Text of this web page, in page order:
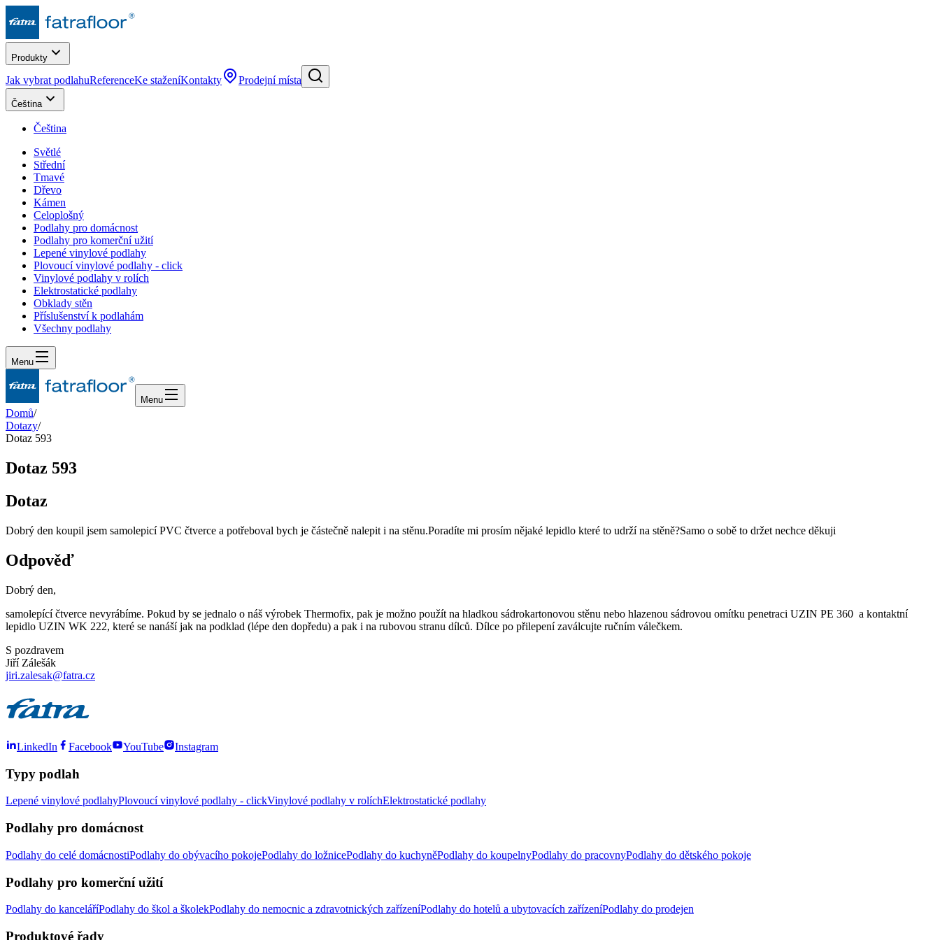
Produkty
Jak vybrat podlahuReferenceKe staženíKontakty Prodejní místa
Čeština
Čeština
Světlé
Střední
Tmavé
Dřevo
Kámen
Celoplošný
Podlahy pro domácnost
Podlahy pro komerční užití
Lepené vinylové podlahy
Plovoucí vinylové podlahy - click
Vinylové podlahy v rolích
Elektrostatické podlahy
Obklady stěn
Příslušenství k podlahám
Všechny podlahy
Menu
Menu
Domů/
Dotazy/
Dotaz 593
Dotaz 593
Dotaz
Dobrý den koupil jsem samolepicí PVC čtverce a potřeboval bych je částečně nalepit i na stěnu.Poradíte mi prosím nějaké lepidlo které to udrží na stěně?Samo o sobě to držet nechce děkuji
Odpověď
Dobrý den,
samolepící čtverce nevyrábíme. Pokud by se jednalo o náš výrobek Thermofix, pak je možno použít na hladkou sádrokartonovou stěnu nebo hlazenou sádrovou omítku penetraci UZIN PE 360 a kontaktní
lepidlo UZIN WK 222, které se nanáší jak na podklad (lépe den dopředu) a pak i na rubovou stranu dílců. Dílce po přilepení zaválcujte ručním válečkem.
S pozdravem
Jiří Zálešák
jiri.zalesak@fatra.cz
LinkedIn Facebook YouTube Instagram
Typy podlah
Lepené vinylové podlahyPlovoucí vinylové podlahy - clickVinylové podlahy v rolíchElektrostatické podlahy
Podlahy pro domácnost
Podlahy do celé domácnostiPodlahy do obývacího pokojePodlahy do ložnicePodlahy do kuchyněPodlahy do koupelnyPodlahy do pracovnyPodlahy do dětského pokoje
Podlahy pro komerční užití
Podlahy do kanceláříPodlahy do škol a školekPodlahy do nemocnic a zdravotnických zařízeníPodlahy do hotelů a ubytovacích zařízeníPodlahy do prodejen
Produktové řady